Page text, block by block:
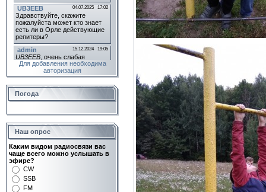
Для добавления необходима
авторизация
Погода
Наш опрос
Каким видом радиосвязи вас
чаще всего можно услышать в
эфире?
CW
SSB
FM